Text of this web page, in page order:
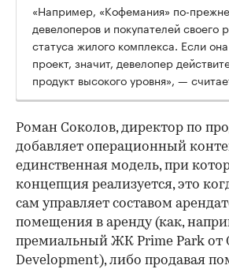
«Например, «Кофемания» по-
девелоперов и покупателей своего
статуса жилого комплекса. Если
проект, значит, девелопер
продукт высокого уровня», —
Роман Соколов, директор по
добавляет операционный
единственная модель, при
концепция реализуется, это
сам управляет составом
помещения в аренду (как,
премиальный ЖК Prime Park от
Development), либо продавая